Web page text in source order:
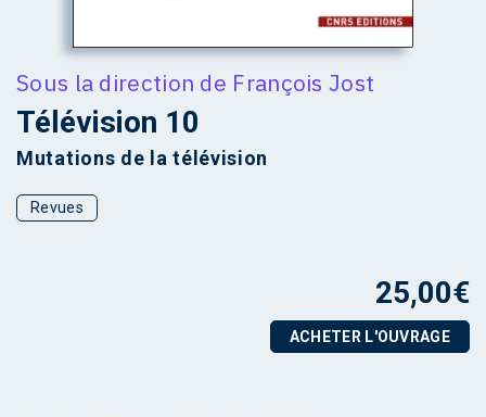
Sous la direction de François Jost
Télévision 10
Mutations de la télévision
Revues
25,00€
ACHETER L'OUVRAGE